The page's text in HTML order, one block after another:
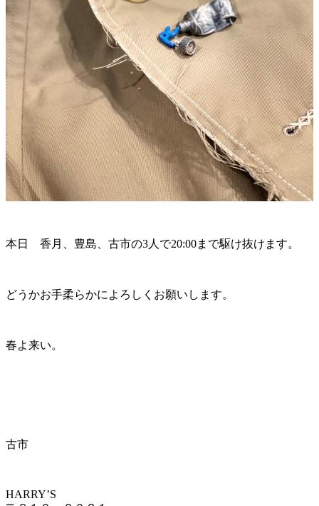
本日 香月、豊島、古市の3人で20:00まで駆け抜けます。
どうかお手柔らかによろしくお願いします。
春よ来い。
古市
HARRY’S